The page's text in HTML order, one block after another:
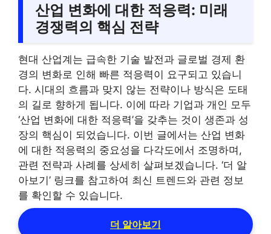
산업 변화에 대한 적응력: 미래
경쟁력의 핵심 전략
현대 산업계는 급속한 기술 발전과 글로벌 경제 환
경의 변화로 인해 빠른 적응력이 요구되고 있습니
다. 시대의 흐름과 맞지 않는 전략이나 방식은 도태
의 길로 향하게 됩니다. 이에 따라 기업과 개인 모두
‘산업 변화에 대한 적응력’을 갖추는 것이 생존과 성
장의 핵심이 되었습니다. 이번 글에서는 산업 변화
에 대한 적응력의 중요성을 다각도에서 조명하며,
관련 전략과 사례를 상세히 살펴보겠습니다. ‘더 알
아보기’ 링크를 참고하여 최신 트렌드와 관련 정보
를 확인할 수 있습니다.
더 알아보기